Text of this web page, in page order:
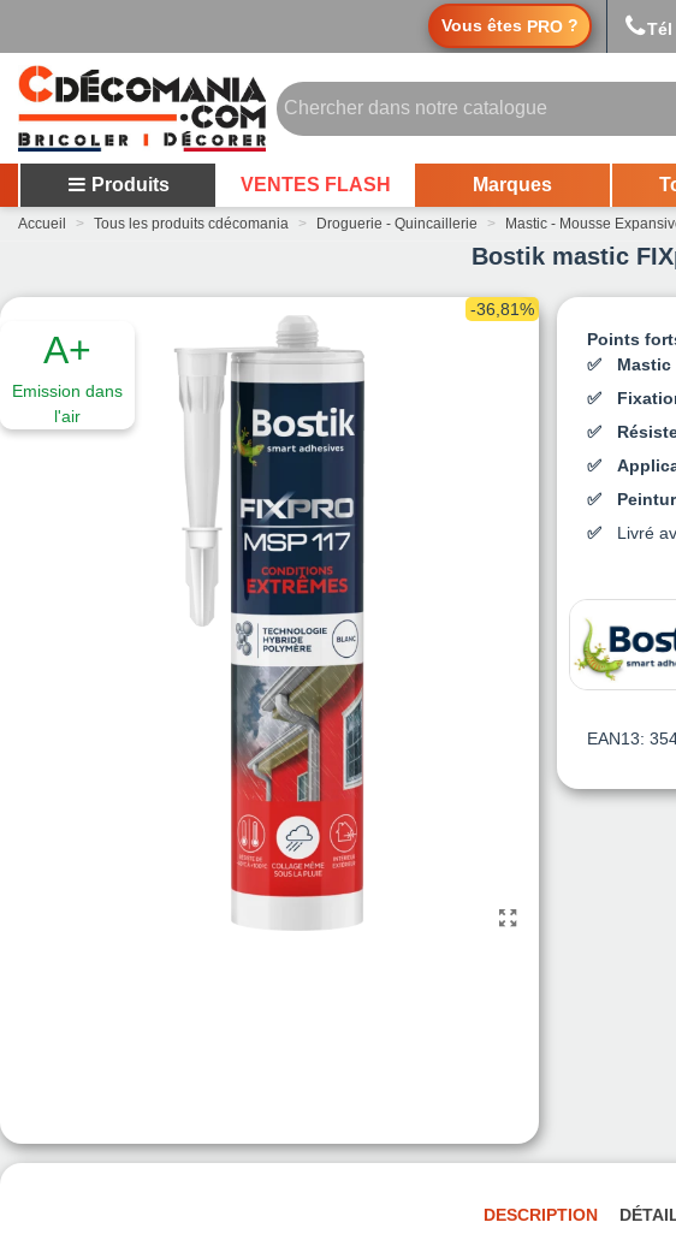
Vous êtes PRO ? Tél
Produits VENTES FLASH Marques
Accueil > Tous les produits cdécomania > Droguerie - Quincaillerie > Mastic - Mousse
Bostik mastic
A+
Emission dans
l'air
-36,81%
Points
Mastic
Livré
EAN13:
DESCRIPTION